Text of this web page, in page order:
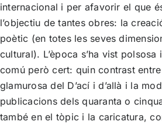
internacional i per afavorir el que
l’objectiu de tantes obres: la
poètic (en totes les seves
cultural). L’època s’ha vist
comú però cert: quin contrast
glamurosa del D’ací i d’allà i la
publicacions dels quaranta o
també en el tòpic i la caricatura,